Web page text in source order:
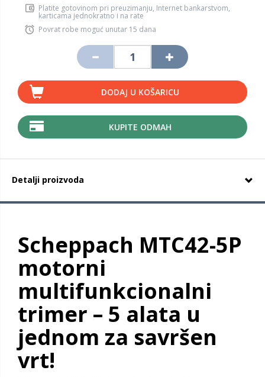
Platite gotovinom pri preuzimanju, Internet bankarstvom,
karticama jednokratno i na rate
Povrat robe moguć unutar 15 dana
DODAJ U KOŠARICU
KUPITE ODMAH
Detalji proizvoda
Scheppach MTC42-5P
motorni
multifunkcionalni
trimer – 5 alata u
jednom za savršen
vrt!